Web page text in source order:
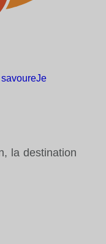
savoureJe
la destination